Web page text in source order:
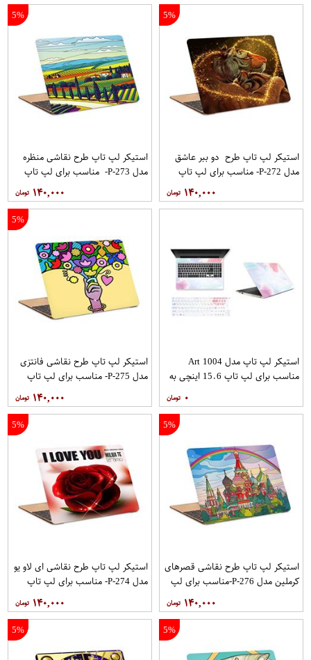
5%
استیکر لپ تاپ طرح دو ببر عاشق
مدل P-272- مناسب برای لپ تاپ
۱۴۰,۰۰۰
5%
استیکر لپ تاپ طرح نقاشی منظره
مدل P-273- مناسب برای لپ تاپ
۱۴۰,۰۰۰
استیکر لپ تاپ مدل Art 1004
مناسب برای لپ تاپ 15.6 اینچی به
۰
5%
استیکر لپ تاپ طرح نقاشی فانتزی
مدل P-275- مناسب برای لپ تاپ
۱۴۰,۰۰۰
5%
استیکر لپ تاپ طرح نقاشی قصرهای
کرملین مدل P-276-مناسب برای لپ
۱۴۰,۰۰۰
5%
استیکر لپ تاپ طرح نقاشی ای لاو یو
مدل P-274- مناسب برای لپ تاپ
۱۴۰,۰۰۰
5%
5%